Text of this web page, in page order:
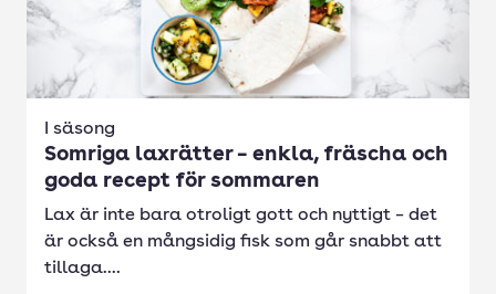
I säsong
Somriga laxrätter – enkla, fräscha och
goda recept för sommaren
Lax är inte bara otroligt gott och nyttigt – det
är också en mångsidig fisk som går snabbt att
tillaga....